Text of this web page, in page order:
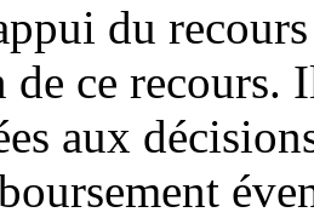
du
ce recours.
aux